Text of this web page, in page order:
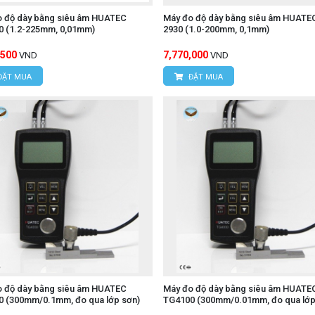
lever) dễ dàng thao tác bằng ngón cái, giúp nhấc
đọc.
liệu gốm (ceramic) cho mũi đo và đe, giúp chống gỉ sét
bảo vệ giúp chống nước và dầu xâm nhập từ phía trước.
ứng dụng rộng rãi trong nhiều ngành công nghiệp và lĩnh
của giấy, carton, màng nhựa, film.
nỉ, sợi.
cao su, nhựa dẻo, gioăng đệm.
độ dày bằng siêu âm HUATEC
(1.2-225mm, 0,01mm)
VND
MUA
Máy đo độ dày bằng siêu âm
2930 (1.0-200mm, 0,1mm)
7,770,000 VND
ĐẶT MUA
độ dày bằng siêu âm HUATEC
(300mm/0.1mm, đo qua lớp sơn)
Máy đo độ dày bằng siêu âm
TG4100 (300mm/0.01mm, đo qua